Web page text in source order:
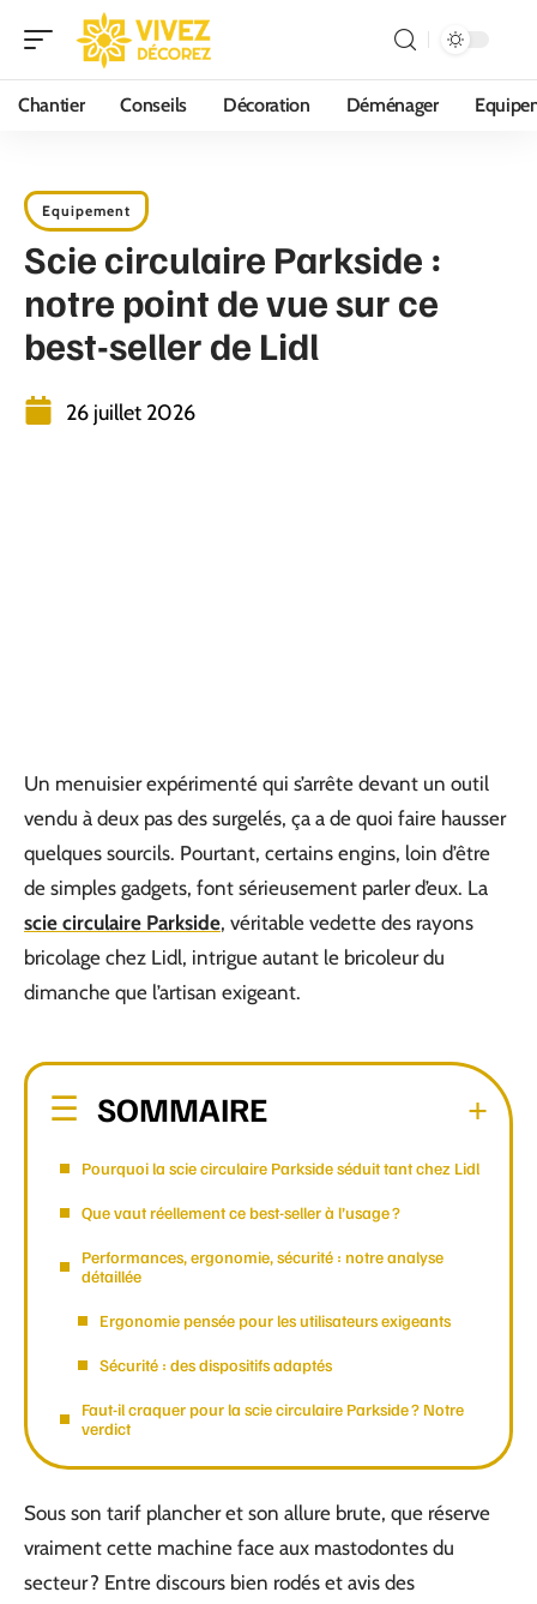
Chantier Conseils Décoration Déménager
Equipement
Scie circulaire Parkside :
notre point de vue sur ce
best-seller de Lidl
26 juillet 2026
Un menuisier expérimenté qui s’arrête devant un outil
vendu à deux pas des surgelés, ça a de quoi faire hausser
quelques sourcils. Pourtant, certains engins, loin d’être
de simples gadgets, font sérieusement parler d’eux. La
scie circulaire Parkside, véritable vedette des rayons
bricolage chez Lidl, intrigue autant le bricoleur du
dimanche que l’artisan exigeant.
SOMMAIRE
Pourquoi la scie circulaire Parkside séduit tant chez Lidl
Que vaut réellement ce best-seller à l’usage ?
Performances, ergonomie, sécurité : notre analyse
détaillée
Ergonomie pensée pour les utilisateurs exigeants
Sécurité : des dispositifs adaptés
Faut-il craquer pour la scie circulaire Parkside ? Notre
verdict
Sous son tarif plancher et son allure brute, que réserve
vraiment cette machine face aux mastodontes du
secteur ? Entre discours bien rodés et avis des